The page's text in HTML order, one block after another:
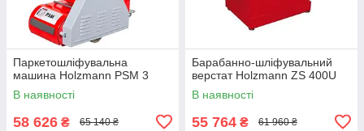
Паркетошліфувальна
машина Holzmann PSM 3
В наявності
58 626 ₴ 65 140 ₴
Барабанно-шліфувальний
верстат Holzmann ZS 400U
В наявності
55 764 ₴ 61 960 ₴